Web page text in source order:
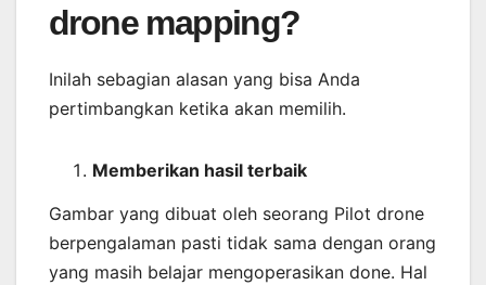
drone mapping?
Inilah sebagian alasan yang bisa Anda
pertimbangkan ketika akan memilih.
Memberikan hasil terbaik
Gambar yang dibuat oleh seorang Pilot drone
berpengalaman pasti tidak sama dengan orang
yang masih belajar mengoperasikan done. Hal